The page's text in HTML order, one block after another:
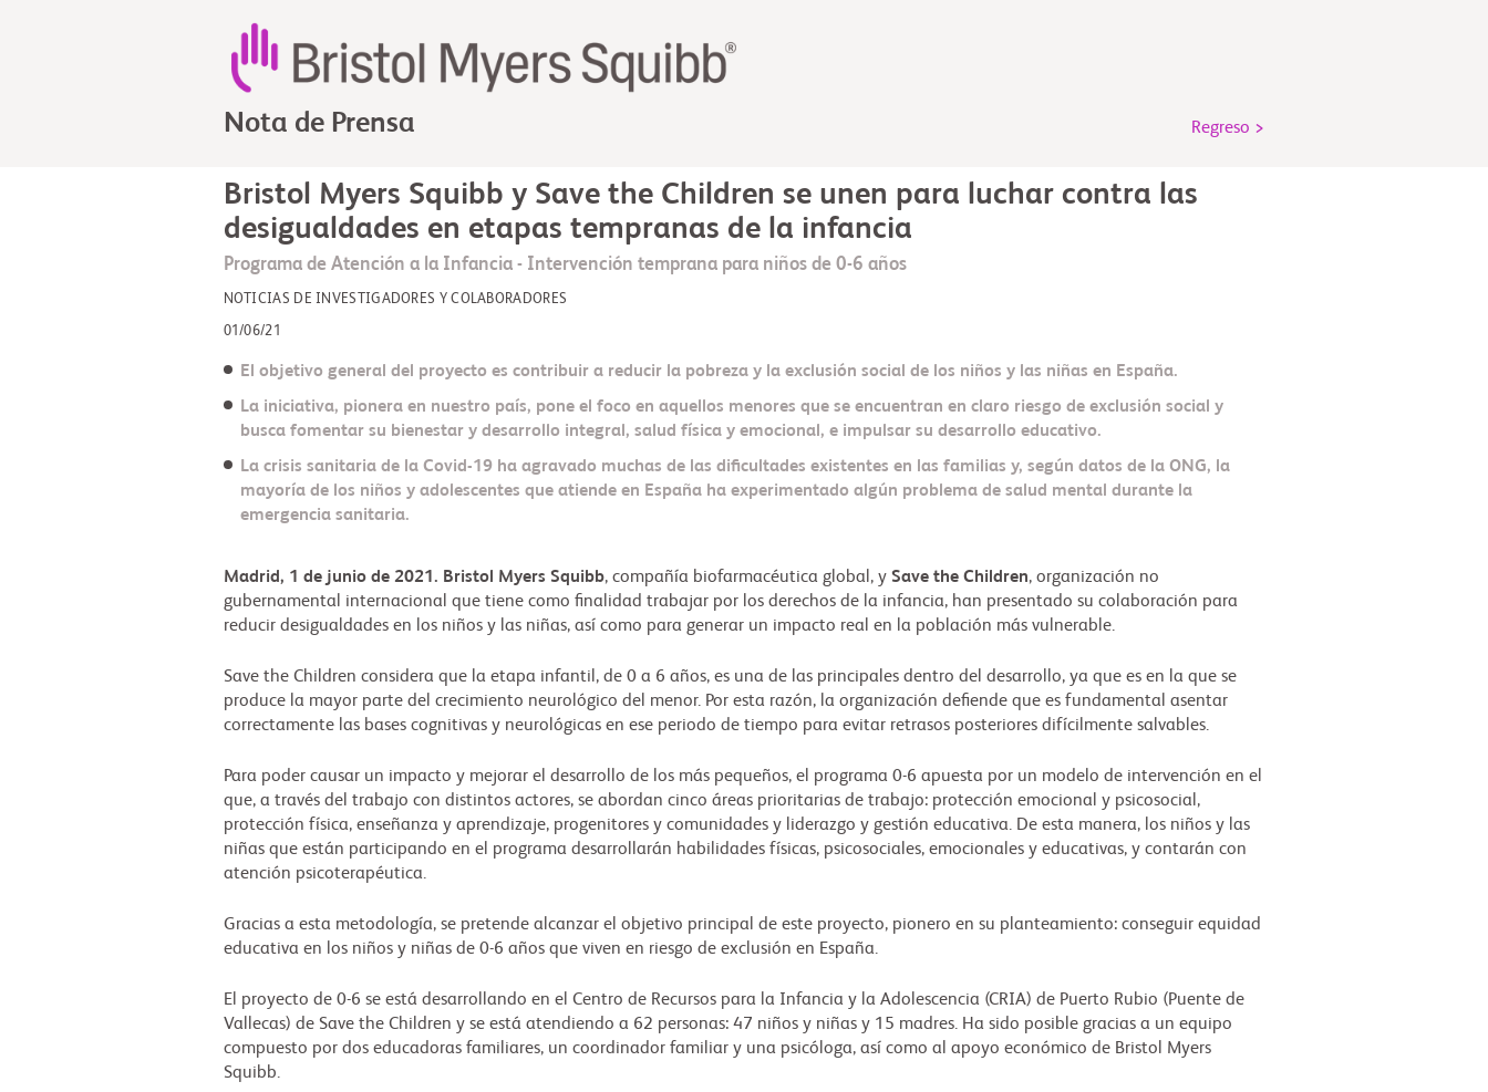
Nota de Prensa Regreso >
Bristol Myers Squibb y Save the Children se unen para luchar contra las
desigualdades en etapas tempranas de la infancia
Programa de Atención a la Infancia - Intervención temprana para niños de 0-6 años
NOTICIAS DE INVESTIGADORES Y COLABORADORES
01/06/21
El objetivo general del proyecto es contribuir a reducir la pobreza y la exclusión social de los niños y las niñas en España.
La iniciativa, pionera en nuestro país, pone el foco en aquellos menores que se encuentran en claro riesgo de exclusión social y
busca fomentar su bienestar y desarrollo integral, salud física y emocional, e impulsar su desarrollo educativo.
La crisis sanitaria de la Covid-19 ha agravado muchas de las dificultades existentes en las familias y, según datos de la ONG, la
mayoría de los niños y adolescentes que atiende en España ha experimentado algún problema de salud mental durante la
emergencia sanitaria.
Madrid, 1 de junio de 2021. Bristol Myers Squibb, compañía biofarmacéutica global, ySave the Children, organización no
gubernamental internacional que tiene como finalidad trabajar por los derechos de la infancia, han presentado su colaboración para
reducir desigualdades en los niños y las niñas, así como para generar un impacto real en la población más vulnerable.
Save the Children considera que la etapa infantil, de 0 a 6 años, es una de las principales dentro del desarrollo, ya que es en la que se
produce la mayor parte del crecimiento neurológico del menor. Por esta razón, la organización defiende que es fundamental asentar
correctamente las bases cognitivas y neurológicas en ese periodo de tiempo para evitar retrasos posteriores difícilmente salvables.
Para poder causar un impacto y mejorar el desarrollo de los más pequeños, el programa 0-6 apuesta por un modelo de intervención en el
que, a través del trabajo con distintos actores, se abordan cinco áreas prioritarias de trabajo: protección emocional y psicosocial,
protección física, enseñanza y aprendizaje, progenitores y comunidades y liderazgo y gestión educativa. De esta manera, los niños y las
niñas que están participando en el programa desarrollarán habilidades físicas, psicosociales, emocionales y educativas, y contarán con
atención psicoterapéutica.
Gracias a esta metodología, se pretende alcanzar el objetivo principal de este proyecto, pionero en su planteamiento: conseguir equidad
educativa en los niños y niñas de 0-6 años que viven en riesgo de exclusión en España.
El proyecto de 0-6 se está desarrollando en el Centro de Recursos para la Infancia y la Adolescencia (CRIA) de Puerto Rubio (Puente de
Vallecas) de Save the Children y se está atendiendo a 62 personas: 47 niños y niñas y 15 madres. Ha sido posible gracias a un equipo
compuesto por dos educadoras familiares, un coordinador familiar y una psicóloga, así como al apoyo económico de Bristol Myers
Squibb.